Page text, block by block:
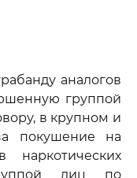
аналогов
группой
в крупном и
покушение на
наркотических
лиц по